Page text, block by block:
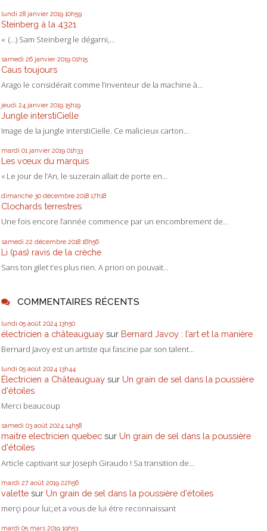
lundi 28 janvier 2019 10h59
Steinberg à la 4321
« (…) Sam Steinberg le dégarni,...
samedi 26 janvier 2019 01h15
Caus toujours
Arago le considérait comme l’inventeur de la machine à...
jeudi 24 janvier 2019 15h19
Jungle interstiCielle
Image de la jungle interstiCielle. Ce malicieux carton...
mardi 01 janvier 2019 01h33
Les vœux du marquis
« Le jour de l’An, le suzerain allait de porte en...
dimanche 30 décembre 2018 17h18
Clochards terrestres
Une fois encore l’année commence par un encombrement de...
samedi 22 décembre 2018 16h56
Li (pas) ravis de la crèche
Sans ton gilet t’es plus rien. A priori on pouvait...
COMMENTAIRES RÉCENTS
lundi 05 août 2024 13h50
électricien a châteauguay sur Bernard Javoy : l’art et la manière
Bernard Javoy est un artiste qui fascine par son talent...
lundi 05 août 2024 13h44
Électricien a Châteauguay sur Un grain de sel dans la poussière
d'étoiles
Merci beaucoup
samedi 03 août 2024 14h58
maitre electricien quebec sur Un grain de sel dans la poussière
d'étoiles
Article captivant sur Joseph Giraudo ! Sa transition de...
mardi 27 août 2019 22h56
valette sur Un grain de sel dans la poussière d'étoiles
merçi pour lui;;et a vous de lui étre reconnaissant
mardi 05 mars 2019 19h53